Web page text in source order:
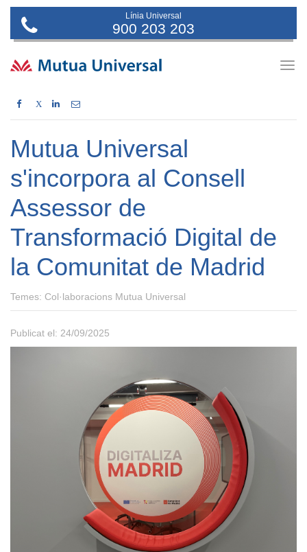
Línia Universal
900 203 203
X
Mutua Universal
s'incorpora al Consell
Assessor de
Transformació Digital de
la Comunitat de Madrid
Temes: Col·laboracions Mutua Universal
Publicat el: 24/09/2025